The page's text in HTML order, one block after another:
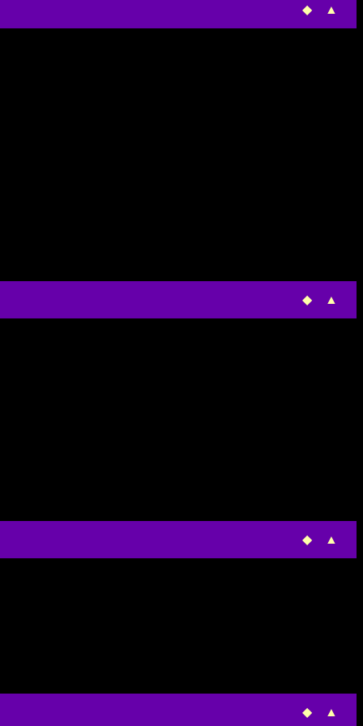
◆ ▲
◆ ▲
◆ ▲
◆ ▲